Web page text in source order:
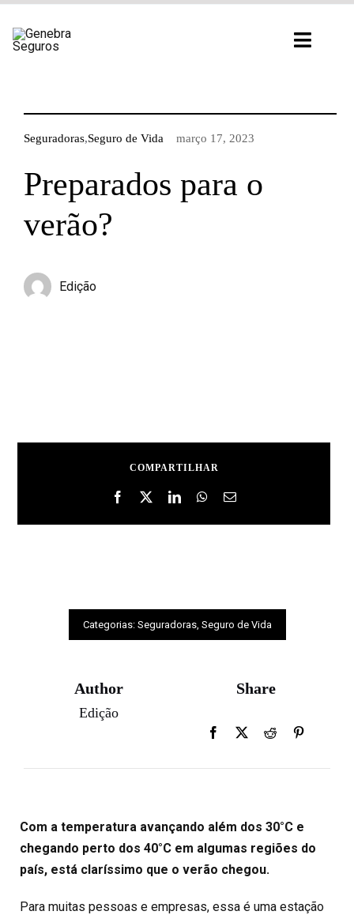
para
Seguradoras,Seguro de Vida março 17, 2023
Preparados para o
verão?
Edição
COMPARTILHAR
Categorias: Seguradoras, Seguro de Vida
Author
Edição
Share
Com a temperatura avançando além dos 30°C e
chegando perto dos 40°C em algumas regiões do
país, está claríssimo que o verão chegou.
Para muitas pessoas e empresas, essa é uma estação